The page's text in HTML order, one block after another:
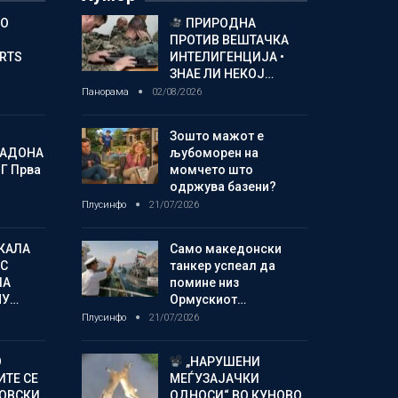
Прва
СЕ
ПРИРОДНА
ПРОТИВ ВЕШТАЧКА
ИНТЕЛИГЕНЦИЈА •
ЗНАЕ ЛИ НЕКОЈ…
Панорама 02/08/2026
Зошто мажот е
љубоморен на
момчето што
одржува базени?
Плусинфо 21/07/2026
Само македонски
танкер успеал да
помине низ
Ормускиот…
Плусинфо 21/07/2026
„НАРУШЕНИ
МЕЃУЗАЈАЧКИ
ОДНОСИ“ ВО КУНОВО